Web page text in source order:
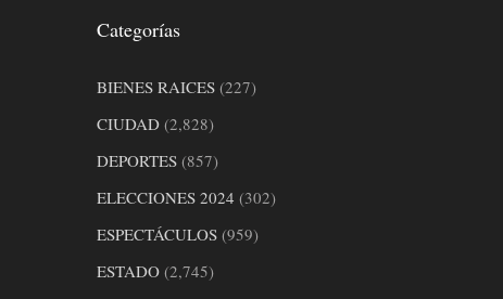
Categorías
BIENES RAICES(227)
CIUDAD(2,828)
DEPORTES(857)
ELECCIONES 2024 (302)
ESPECTÁCULOS(959)
ESTADO(2,745)